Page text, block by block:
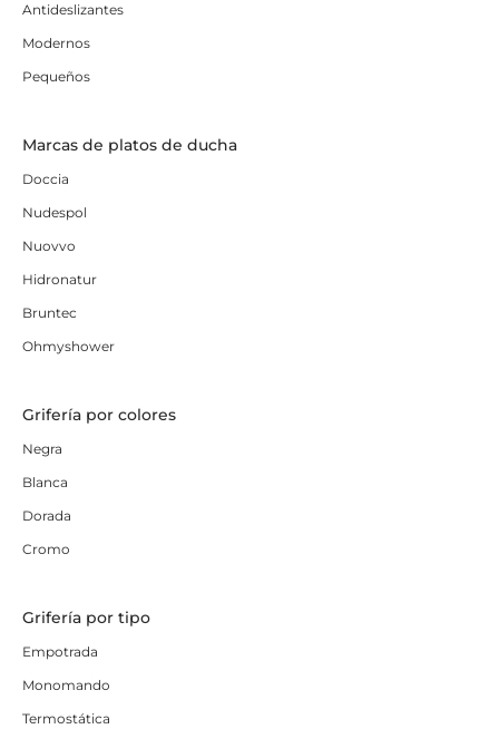
Antideslizantes
Modernos
Pequeños
Marcas de platos de ducha
Doccia
Nudespol
Nuovvo
Hidronatur
Bruntec
Ohmyshower
Grifería por colores
Negra
Blanca
Dorada
Cromo
Grifería por tipo
Empotrada
Monomando
Termostática